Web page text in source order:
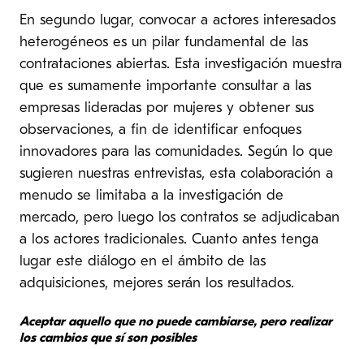
En segundo lugar, convocar a actores interesados
heterogéneos es un pilar fundamental de las
contrataciones abiertas. Esta investigación muestra
que es sumamente importante consultar a las
empresas lideradas por mujeres y obtener sus
observaciones, a fin de identificar enfoques
innovadores para las comunidades. Según lo que
sugieren nuestras entrevistas, esta colaboración a
menudo se limitaba a la investigación de
mercado, pero luego los contratos se adjudicaban
a los actores tradicionales. Cuanto antes tenga
lugar este diálogo en el ámbito de las
adquisiciones, mejores serán los resultados.
Aceptar aquello que no puede cambiarse, pero realizar
los cambios que sí son posibles